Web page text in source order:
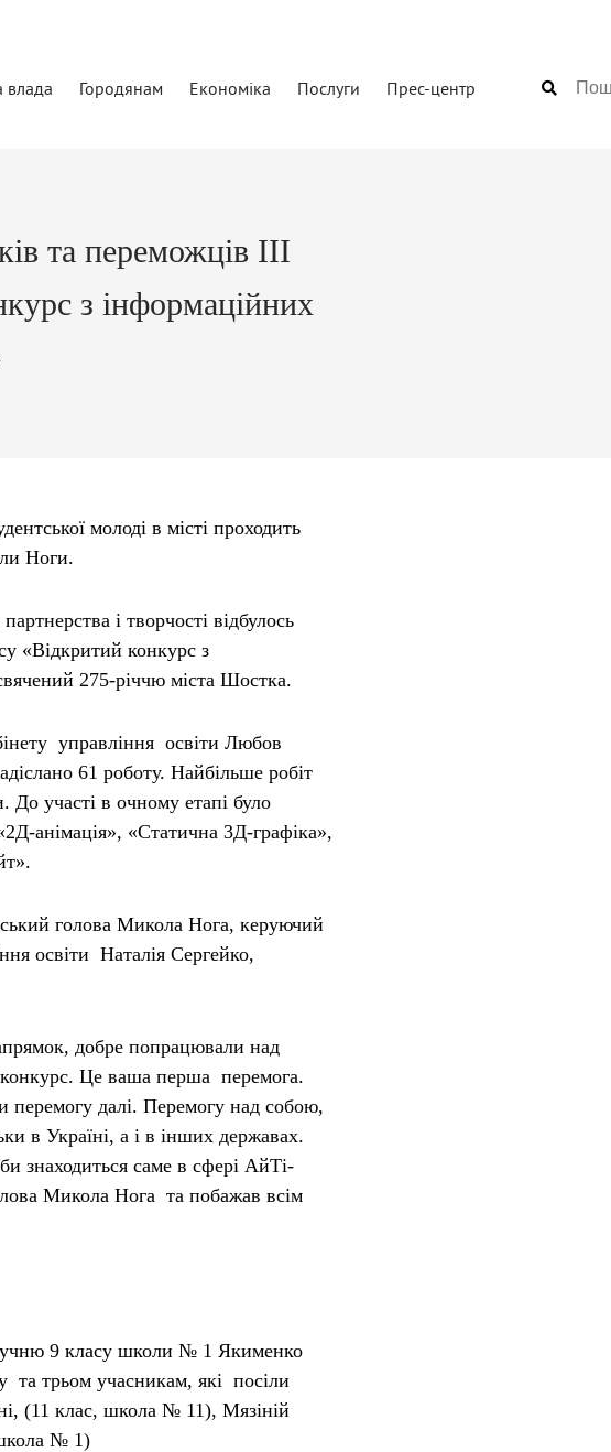
влада Городянам Економіка Послуги Прес-центр
та переможців ІІІ
з інформаційних
молоді в місті проходить
Ноги.
і творчості відбулось
«Відкритий конкурс з
275-річчю міста Шостка.
управління освіти Любов
61 роботу. Найбільше робіт
До участі в очному етапі було
анімація», «Статична 3Д-графіка»,
голова Микола Нога, керуючий
освіти Наталія Сергейко,
добре попрацювали над
Це ваша перша перемога.
перемогу далі. Перемогу над собою,
в Україні, а і в інших державах.
знаходиться саме в сфері АйТі-
Микола Нога та побажав всім
учню 9 класу школи № 1 Якименко
та трьом учасникам, які посіли
, (11 клас, школа № 11), Мязіній
№ 1)